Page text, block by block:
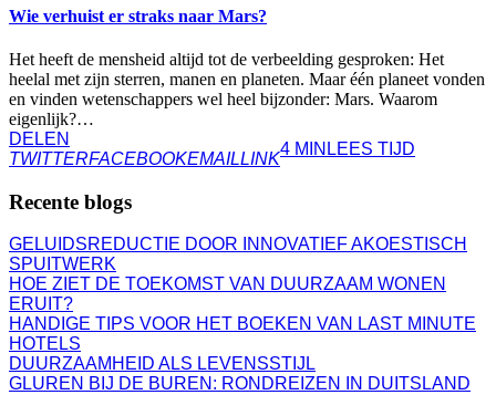
Wie verhuist er straks naar Mars?
Het heeft de mensheid altijd tot de verbeelding gesproken: Het
heelal met zijn sterren, manen en planeten. Maar één planeet vonden
en vinden wetenschappers wel heel bijzonder: Mars. Waarom
eigenlijk?…
DELEN
TWITTERFACEBOOKEMAILLINK
4 MIN LEES TIJD
Recente blogs
GELUIDSREDUCTIE DOOR INNOVATIEF AKOESTISCH
SPUITWERK
HOE ZIET DE TOEKOMST VAN DUURZAAM WONEN
ERUIT?
HANDIGE TIPS VOOR HET BOEKEN VAN LAST MINUTE
HOTELS
DUURZAAMHEID ALS LEVENSSTIJL
GLUREN BIJ DE BUREN: RONDREIZEN IN DUITSLAND